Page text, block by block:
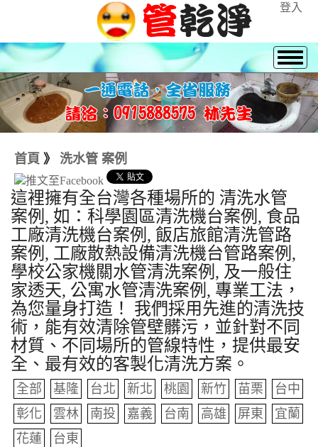
登入
首頁 》 洗水管 案例
這裡擁有全台灣各種場所的 清洗水管
案例, 如：科學園區清洗機台案例, 食品
工廠清洗機台案例, 飯店旅館清洗管路
案例, 工廠散熱設備清洗機台管路案例,
學校公家機關水管清洗案例, 及一般住
家透天, 公寓水管清洗案例, 專業工法，
為您量身打造！ 我們採用先進的清洗技
術，能有效清除管壁髒污，並針對不同
材質、不同場所的管線特性，提供最安
全、最有效的客製化清洗方案。
全部 基隆 台北 新北 桃園 新竹 苗栗
台中
彰化
雲林 南投 嘉義 台南 高雄 屏東
宜蘭
花蓮
台東